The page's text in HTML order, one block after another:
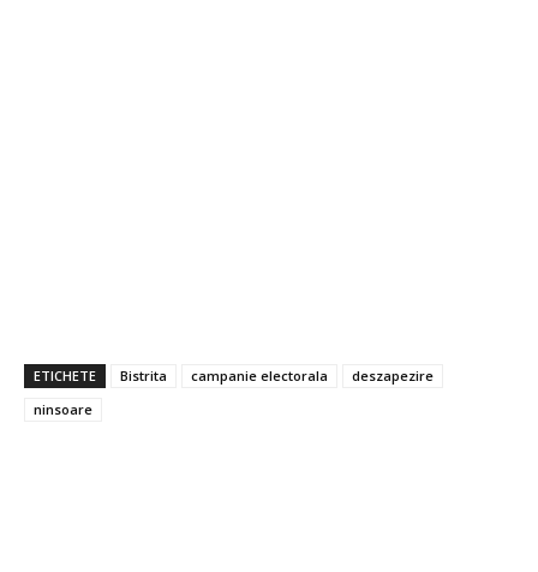
ETICHETE Bistrita campanie electorala
deszapezire
ninsoare